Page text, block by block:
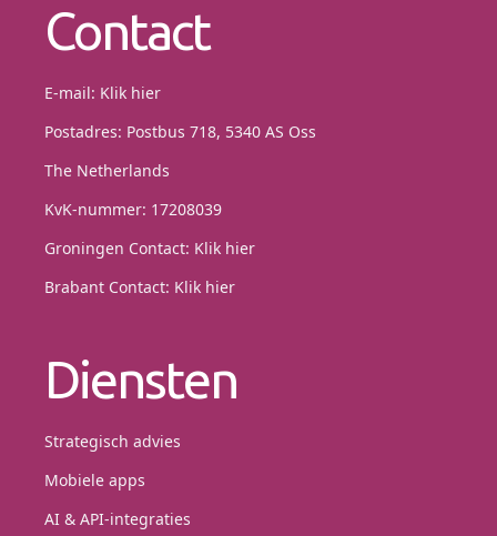
Contact
E-mail: Klik hier
Postadres: Postbus 718, 5340 AS Oss
The Netherlands
KvK-nummer: 17208039
Groningen Contact: Klik hier
Brabant Contact: Klik hier
Diensten
Strategisch advies
Mobiele apps
AI & API-integraties